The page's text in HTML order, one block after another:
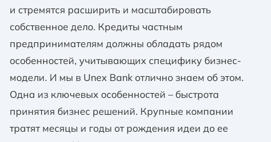
и стремятся расширить и масштабировать
собственное дело. Кредиты частным
предпринимателям должны обладать рядом
особенностей, учитывающих специфику бизнес-
модели. И мы в Unex Bank отлично знаем об этом.
Одна из ключевых особенностей – быстрота
принятия бизнес решений. Крупные компании
тратят месяцы и годы от рождения идеи до ее